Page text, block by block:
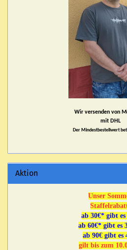
Wir versenden von
mit DHL
Der Mindestbestellwert
Aktion
Unser
ab 30€* gibt
ab 60€* gibt es
ab 90€ gibt es
gilt bis zum